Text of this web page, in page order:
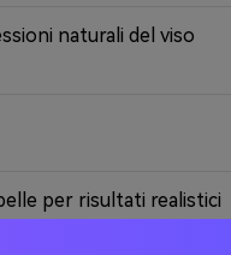
naturali del viso
per risultati realistici